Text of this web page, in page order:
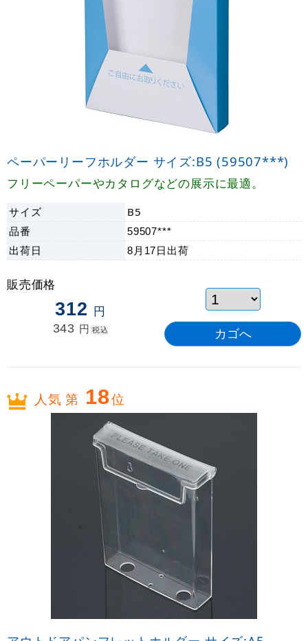
ペーパーリーフホルダー サイズ:B5 (59507***)
フリーペーパーやカタログなどの展示に最適。
サイズ
B5
品番
59507***
出荷日 8月17日 出荷
販売価格
312 円
343 円 税込
人気 第 18位